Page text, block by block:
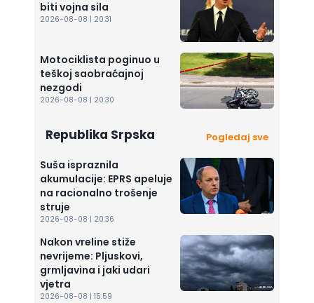
biti vojna sila
2026-08-08 | 20:31
Motociklista poginuo u
teškoj saobraćajnoj
nezgodi
2026-08-08 | 20:30
Republika Srpska Pogledaj sve
Suša ispraznila
akumulacije: EPRS apeluje
na racionalno trošenje
struje
2026-08-08 | 20:36
Nakon vreline stiže
nevrijeme: Pljuskovi,
grmljavina i jaki udari
vjetra
2026-08-08 | 15:59